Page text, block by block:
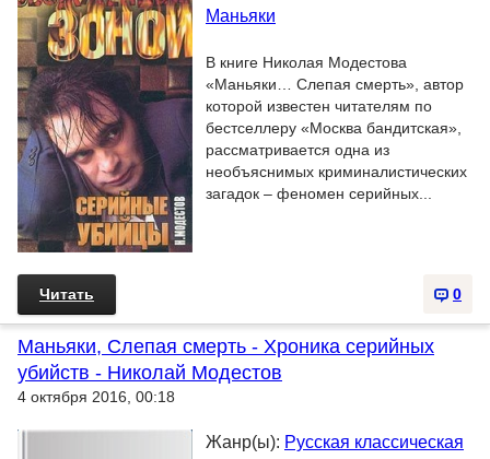
Маньяки
В книге Николая Модестова
«Маньяки… Слепая смерть», автор
которой известен читателям по
бестселлеру «Москва бандитская»,
рассматривается одна из
необъяснимых криминалистических
загадок – феномен серийных...
0
Читать
Маньяки, Слепая смерть - Хроника серийных
убийств - Николай Модестов
4 октября 2016, 00:18
Жанр(ы): Русская классическая